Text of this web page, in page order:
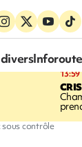
13:59
contrôle